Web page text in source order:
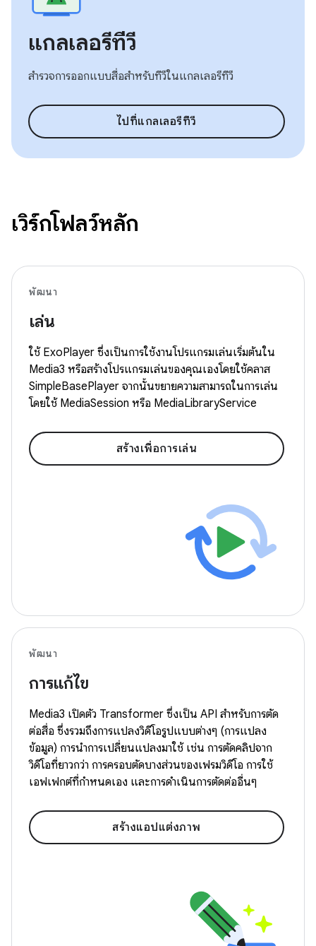
แกลเลอรีทีวี
สำรวจการออกแบบสื่อสำหรับทีวีในแกลเลอรีทีวี
ไปที่แกลเลอรีทีวี
เวิร์กโฟลว์หลัก
พัฒนา
เล่น
ใช้ ExoPlayer ซึ่งเป็นการใช้งานโปรแกรมเล่นเริ่มต้นใน
Media3 หรือสร้างโปรแกรมเล่นของคุณเองโดยใช้คลาส
SimpleBasePlayer จากนั้นขยายความสามารถในการเล่น
โดยใช้ MediaSession หรือ MediaLibraryService
สร้างเพื่อการเล่น
พัฒนา
การแก้ไข
Media3 เปิดตัว Transformer ซึ่งเป็น API สำหรับการตัด
ต่อสื่อ ซึ่งรวมถึงการแปลงวิดีโอรูปแบบต่างๆ (การแปลง
ข้อมูล) การนำการเปลี่ยนแปลงมาใช้ เช่น การตัดคลิปจาก
วิดีโอที่ยาวกว่า การครอบตัดบางส่วนของเฟรมวิดีโอ การใช้
เอฟเฟกต์ที่กำหนดเอง และการดำเนินการตัดต่ออื่นๆ
สร้างแอปแต่งภาพ